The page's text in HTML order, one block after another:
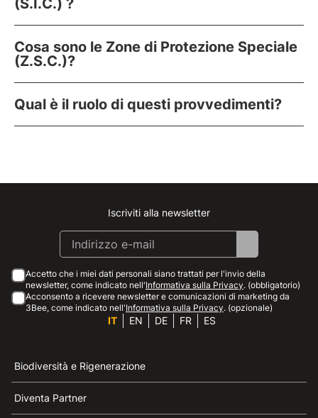
(S.I.C.) ?
Cosa sono le Zone di Protezione Speciale
(Z.S.C.)?
Qual è il ruolo di questi provvedimenti?
Instagram
Facebook
Linkedin
Youtube
Iscriviti alla newsletter
Accetto che i miei dati personali siano trattati per l'invio della
newsletter, come indicato nell'Informativa sulla Privacy. (obbligatorio)
Acconsento a ricevere newsletter e comunicazioni di marketing da
3Bee, come indicato nell'Informativa sulla Privacy. (opzionale)
IT EN DE FR ES
Biodiversità e Rigenerazione
Diventa Partner